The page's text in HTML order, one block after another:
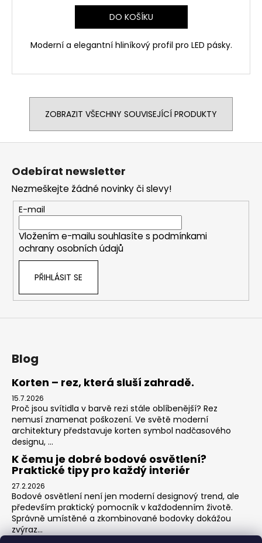
DO KOŠÍKU
Moderní a elegantní hliníkový profil pro LED pásky.
ZOBRAZIT VŠECHNY SOUVISEJÍCÍ PRODUKTY
Z
Odebírat newsletter
Nezmeškejte žádné novinky či slevy!
E-mail
Vložením e-mailu souhlasíte s podmínkami
ochrany osobních údajů
PŘIHLÁSIT SE
Blog
Korten – rez, která sluší zahradě.
15.7.2026
Proč jsou svítidla v barvě rezi stále oblíbenější? Rez
nemusí znamenat poškození. Ve světě moderní
architektury představuje korten symbol nadčasového
designu, ...
K čemu je dobré bodové osvětlení?
Praktické tipy pro každý interiér
27.2.2026
Bodové osvětlení není jen moderní designový trend, ale
především praktický pomocník v každodenním životě.
Správně umístěné a zkombinované bodovky dokážou
zvýraz...